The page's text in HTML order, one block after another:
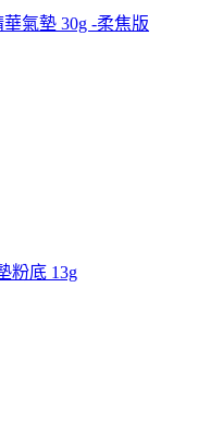
氣墊 30g -柔焦版
粉底 13g